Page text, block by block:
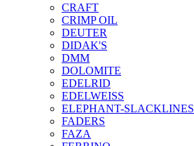
CRAFT
CRIMP OIL
DEUTER
DIDAK'S
DMM
DOLOMITE
EDELRID
EDELWEISS
ELEPHANT-SLACKLINES
FADERS
FAZA